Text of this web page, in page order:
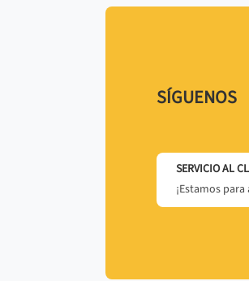
SÍGUENOS
SERVICIO AL
¡Estamos